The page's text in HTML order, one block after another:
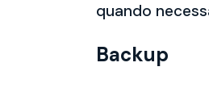
quando
Backup